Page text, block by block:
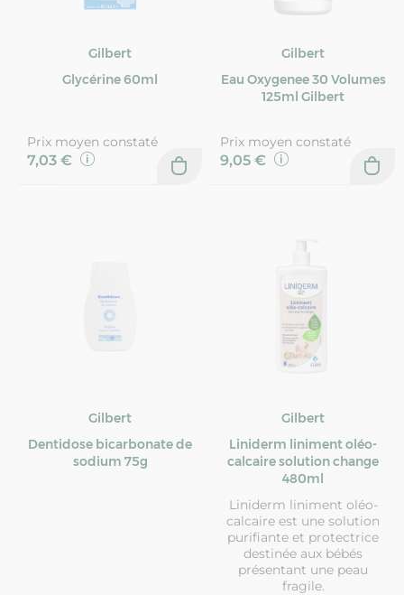
Gilbert
Glycérine 60ml
Prix moyen constaté
7,03 €
Gilbert
Eau Oxygenee 30 Volumes
125ml Gilbert
Prix moyen constaté
9,05 €
Gilbert
Dentidose bicarbonate de
sodium 75g
Gilbert
Liniderm liniment oléo-
calcaire solution change
480ml
Liniderm liniment oléo-
calcaire est une solution
purifiante et protectrice
destinée aux bébés
présentant une peau
fragile.